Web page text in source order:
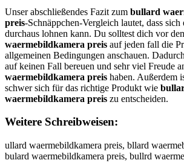
Unser abschließendes Fazit zum bullard
preis-Schnäppchen-Vergleich lautet, dass
durchaus lohnen kann. Du solltest dich vor
waermebildkamera preis auf jeden fall die
allgemeinen Bedingungen anschauen.
auf keinen Fall bereuen und sehr viel Freude
waermebildkamera preis haben. Außerdem
schwer sich für das richtige Produkt wie
waermebildkamera preis zu entscheiden.
Weitere Schreibweisen:
ullard waermebildkamera preis, bllard waermebildkamera preis, bulard waermebildkamera preis, bullrd waermebildkamera preis, bullad waermebildkamera preis, bullar waermebildkamera preis, bullard waermebildkamera preis, bullard aermebildkamera preis, bullard wermebildkamera preis, bullard warmebildkamera preis, bullard waemebildkamera preis, bullard waerebildkamera preis, bullard waermbildkamera preis, bullard waermeildkamera preis, bullard waermebldkamera preis, bullard waermebidkamera preis, bullard waermebilkamera preis, bullard waermebildamera preis, bullard waermebildkmera preis, bullard waermebildkaera preis, bullard waermebildkamra preis, bullard waermebildkamea preis, bullard waermebildkamer preis, bullard waermebildkamera reis, bullard waermebildkamera peis, bullard waermebildkamera pris, bullard waermebildkamera pres, bullard waermebildkamera prei, bbullard waermebildkamera preis, buullard waermebildkamera preis, bulllard waermebildkamera preis, bullaard waermebildkamera preis, bullarrd waermebildkamera preis, bullardd waermebildkamera preis, bullard wwaermebildkamera preis, bullard waaermebildkamera preis, bullard waeermebildkamera preis, bullard waerrmebildkamera preis, bullard waermmebildkamera preis, bullard waermeebildkamera preis, bullard waermebbildkamera preis, bullard waermebiildkamera preis, bullard waermebilldkamera preis, bullard waermebilddkamera preis, bullard waermebildkkamera preis, bullard waermebildkaamera preis, bullard waermebildkammera preis, bullard waermebildkameera preis, bullard waermebildkamerra preis, bullard waermebildkameraa preis, bullard waermebildkamera ppreis, bullard waermebildkamera prreis, bullard waermebildkamera preeis, bullard waermebildkamera preiis, bullard waermebildkamera preiss, ubllard waermebildkamera preis, blulard waermebildkamera preis, bulalrd waermebildkamera preis, bullrad waermebildkamera preis, bulladr waermebildkamera preis, bullar dwaermebildkamera preis, bullardw aermebildkamera preis, bullard awermebildkamera preis, bullard wearmebildkamera preis, bullard waremebildkamera preis, bullard waemrebildkamera preis, bullard waerembildkamera preis, bullard waermbeildkamera preis, bullard waermeibldkamera preis, bullard waermeblidkamera preis, bullard waermebidlkamera preis, bullard waermebilkdamera preis, bullard waermebildakmera preis, bullard waermebildkmaera preis, bullard waermebildkaemra preis, bullard waermebildkamrea preis, bullard waermebildkamear preis, bullard waermebildkamer apreis, bullard waermebildkamerap reis, bullard waermebildkamera rpeis, bullard waermebildkamera peris, bullard waermebildkamera pries, bullard waermebildkamera presi, bullardwaermebildkamera preis, bullard waermebildkamerapreis, ullard waermebildkamera preis, vullard waermebildkamera preis, fullard waermebildkamera preis, gullard waermebildkamera preis, hullard waermebildkamera preis, nullard waermebildkamera preis, byllard waermebildkamera preis, bhllard waermebildkamera preis, bjllard waermebildkamera preis, bkllard waermebildkamera preis, billard waermebildkamera preis, b7llard waermebildkamera preis, b8llard waermebildkamera preis, buplard waermebildkamera preis, buolard waermebildkamera preis, builard waermebildkamera preis, buklard waermebildkamera preis, bumlard waermebildkamera preis, bulpard waermebildkamera preis, buloard waermebildkamera preis, buliard waermebildkamera preis, bulkard waermebildkamera preis, bulmard waermebildkamera preis, bullqrd waermebildkamera preis, bullwrd waermebildkamera preis, bullzrd waermebildkamera preis, bullxrd waermebildkamera preis, bullaed waermebildkamera preis, bulladd waermebildkamera preis, bullafd waermebildkamera preis, bullagd waermebildkamera preis, bullatd waermebildkamera preis, bulla4d waermebildkamera preis, bulla5d waermebildkamera preis, bullarx waermebildkamera preis, bullars waermebildkamera preis, bullarw waermebildkamera preis, bullare waermebildkamera preis, bullarr waermebildkamera preis, bullarf waermebildkamera preis, bullarv waermebildkamera preis, bullarc waermebildkamera preis, bullard qaermebildkamera preis, bullard aaermebildkamera preis, bullard saermebildkamera preis, bullard daermebildkamera preis, bullard eaermebildkamera preis, bullard 1aermebildkamera preis, bullard 2aermebildkamera preis, bullard wqermebildkamera preis, bullard wwermebildkamera preis, bullard wzermebildkamera preis, bullard wxermebildkamera preis, bullard wawrmebildkamera preis, bullard wasrmebildkamera preis, bullard wadrmebildkamera preis, bullard wafrmebildkamera preis, bullard warrmebildkamera preis, bullard wa3rmebildkamera preis, bullard wa4rmebildkamera preis, bullard waeemebildkamera preis, bullard waedmebildkamera preis, bullard waefmebildkamera preis, bullard waegmebildkamera preis, bullard waetmebildkamera preis, bullard wae4mebildkamera preis, bullard wae5mebildkamera preis, bullard waer ebildkamera preis, bullard waernebildkamera preis, bullard waerhebildkamera preis, bullard waerjebildkamera preis, bullard waerkebildkamera preis, bullard waerlebildkamera preis, bullard waermwbildkamera preis, bullard waermsbildkamera preis, bullard waermdbildkamera preis, bullard waermfbildkamera preis, bullard waermrbildkamera preis, bullard waerm3bildkamera preis, bullard waerm4bildkamera preis, bullard waerme ildkamera preis, bullard waermevildkamera preis, bullard waermefildkamera preis, bullard waermegildkamera preis, bullard waermehildkamera preis, bullard waermenildkamera preis, bullard waermebuldkamera preis, bullard waermebjldkamera preis, bullard waermebkldkamera preis, bullard waermeblldkamera preis, bullard waermeboldkamera preis, bullard waermeb8ldkamera preis, bullard waermeb9ldkamera preis, bullard waermebipdkamera preis, bullard waermebiodkamera preis, bullard waermebiidkamera preis, bullard waermebikdkamera preis, bullard waermebimdkamera preis, bullard waermebilxkamera preis, bullard waermebilskamera preis, bullard waermebilwkamera preis, bullard waermebilekamera preis, bullard waermebilrkamera preis, bullard waermebilfkamera preis, bullard waermebilvkamera preis, bullard waermebilckamera preis, bullard waermebilduamera preis, bullard waermebildjamera preis, bullard waermebildmamera preis, bullard waermebildlamera preis, bullard waermebildoamera preis, bullard waermebildkqmera preis, bullard waermebildkwmera preis, bullard waermebildkzmera preis, bullard waermebildkxmera preis, bullard waermebildka era preis, bullard waermebildkanera preis, bullard waermebildkahera preis, bullard waermebildkajera preis, bullard waermebildkakera preis, bullard waermebildkalera preis, bullard waermebildkamwra preis, bullard waermebildkamsra preis, bullard waermebildkamdra preis, bullard waermebildkamfra preis, bullard waermebildkamrra preis, bullard waermebildkam3ra preis, bullard waermebildkam4ra preis, bullard waermebildkameea preis, bullard waermebildkameda preis, bullard waermebildkamefa preis, bullard waermebildkamega preis, bullard waermebildkameta preis, bullard waermebildkame4a preis, bullard waermebildkame5a preis, bullard waermebildkamerq preis, bullard waermebildkamerw preis, bullard waermebildkamerz preis, bullard waermebildkamerx preis, bullard waermebildkamera oreis, bullard waermebildkamera lreis, bullard waermebildkamera öreis, bullard waermebildkamera üreis,